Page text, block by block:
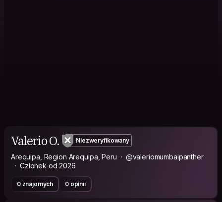
Valerio O. Niezweryfikowany
Arequipa, Region Arequipa, Peru
@valeriomumbaipanther
Członek od 2026
0 znajomych 0 opinii